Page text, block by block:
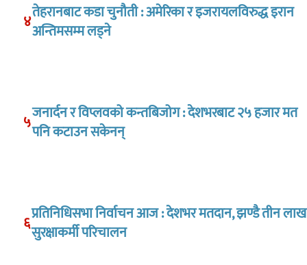
४तेहरानबाट कडा चुनौती : अमेरिका र इजरायलविरुद्ध इरान
अन्तिमसम्म लड्ने
५जनार्दन र विप्लवको कन्तबिजोग : देशभरबाट २५ हजार मत
पनि कटाउन सकेनन्
६प्रतिनिधिसभा निर्वाचन आज : देशभर मतदान, झण्डै तीन लाख
सुरक्षाकर्मी परिचालन